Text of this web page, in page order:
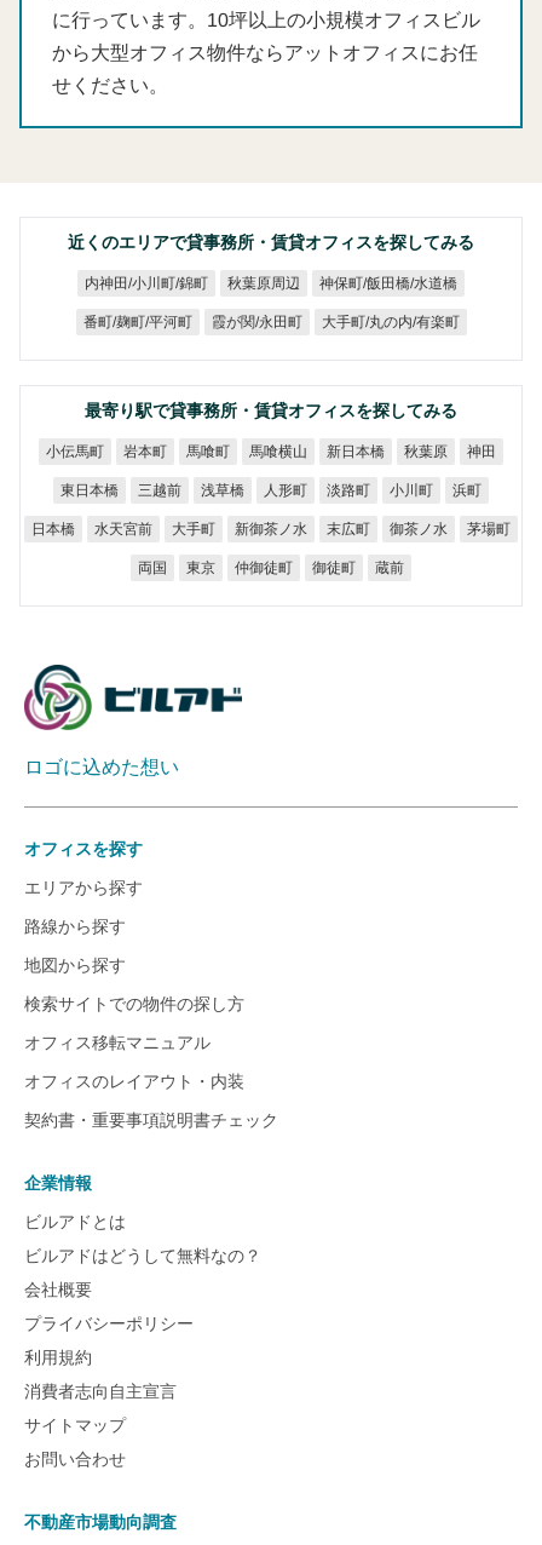
に行っています。10坪以上の小規模オフィスビル
から大型オフィス物件ならアットオフィスにお任
せください。
近くのエリアで貸事務所・賃貸オフィスを探してみる
内神田/小川町/錦町 秋葉原周辺 神保町/飯田橋/水道橋
番町/麹町/平河町 霞が関/永田町 大手町/丸の内/有楽町
最寄り駅で貸事務所・賃貸オフィスを探してみる
小伝馬町 岩本町 馬喰町 馬喰横山 新日本橋 秋葉原 神田
東日本橋 三越前 浅草橋 人形町 淡路町 小川町 浜町
日本橋 水天宮前 大手町 新御茶ノ水 末広町 御茶ノ水 茅場町
両国 東京 仲御徒町 御徒町 蔵前
ロゴに込めた想い
オフィスを探す
エリアから探す
路線から探す
地図から探す
検索サイトでの物件の探し方
オフィス移転マニュアル
オフィスのレイアウト・内装
契約書・重要事項説明書チェック
企業情報
ビルアドとは
ビルアドはどうして無料なの？
会社概要
プライバシーポリシー
利用規約
消費者志向自主宣言
サイトマップ
お問い合わせ
不動産市場動向調査